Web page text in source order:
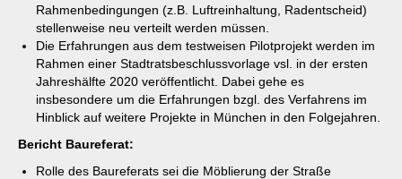
Rahmenbedingungen (z.B. Luftreinhaltung, Radentscheid)
stellenweise neu verteilt werden müssen.
Die Erfahrungen aus dem testweisen Pilotprojekt werden im
Rahmen einer Stadtratsbeschlussvorlage vsl. in der ersten
Jahreshälfte 2020 veröffentlicht. Dabei gehe es
insbesondere um die Erfahrungen bzgl. des Verfahrens im
Hinblick auf weitere Projekte in München in den Folgejahren.
Bericht Baureferat:
Rolle des Baureferats sei die Möblierung der Straße